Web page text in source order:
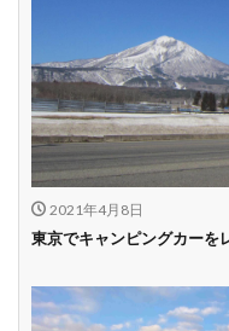
駅配車あり
配車サービスあり
マ
ビジネス利用
シニア向き
2021年4月8日
東京でキャンピングカーを